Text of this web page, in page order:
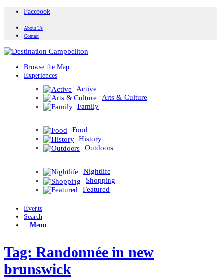
Facebook
About Us
Contact
Browse the Map
Experiences
Active
Arts & Culture
Family
Food
History
Outdoors
Nightlife
Shopping
Featured
Events
Search
Menu
Tag: Randonnée in new
brunswick